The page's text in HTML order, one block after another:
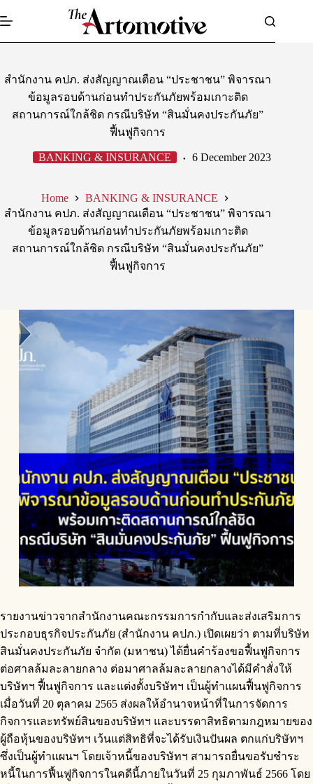
to
สำนักงาน คปภ. ส่งสัญญาณเตือน “ประชาชน” พิจารณา
ข้อมูลรอบด้านก่อนทำประกันภัยพร้อมเกาะติด
สถานการณ์ใกล้ชิด กรณีบริษัท “สินมั่นคงประกันภัย”
ฟื้นฟูกิจการ
BANKING & INSURANCE 6 December 2023
Home
BANKING & INSURANCE
สำนักงาน คปภ. ส่งสัญญาณเตือน “ประชาชน” พิจารณา
ข้อมูลรอบด้านก่อนทำประกันภัยพร้อมเกาะติด
สถานการณ์ใกล้ชิด กรณีบริษัท “สินมั่นคงประกันภัย”
ฟื้นฟูกิจการ
รายงานข่าวจากสำนักงานคณะกรรมการกำกับและส่งเสริมการ
ประกอบธุรกิจประกันภัย (สำนักงาน คปภ.) เปิดเผยว่า ตามที่บริษัท
สินมั่นคงประกันภัย จำกัด (มหาชน) ได้ยื่นคำร้องขอฟื้นฟูกิจการ
ต่อศาลล้มละลายกลาง ต่อมาศาลล้มละลายกลางได้มีคำสั่งให้
บริษัทฯ ฟื้นฟูกิจการ และแต่งตั้งบริษัทฯ เป็นผู้ทำแผนฟื้นฟูกิจการ
เมื่อวันที่ 20 ตุลาคม 2565 ส่งผลให้อำนาจหน้าที่ในการจัดการ
กิจการและทรัพย์สินของบริษัทฯ และบรรดาสิทธิตามกฎหมายของ
ผู้ถือหุ้นของบริษัทฯ เว้นแต่สิทธิที่จะได้รับเงินปันผล ตกแก่บริษัทฯ
ซึ่งเป็นผู้ทำแผนฯ โดยเจ้าหนี้ของบริษัทฯ สามารถยื่นขอรับชำระ
หนี้ในการฟื้นฟูกิจการในคดีนี้ภายในวันที่ 25 กุมภาพันธ์ 2566 โดย